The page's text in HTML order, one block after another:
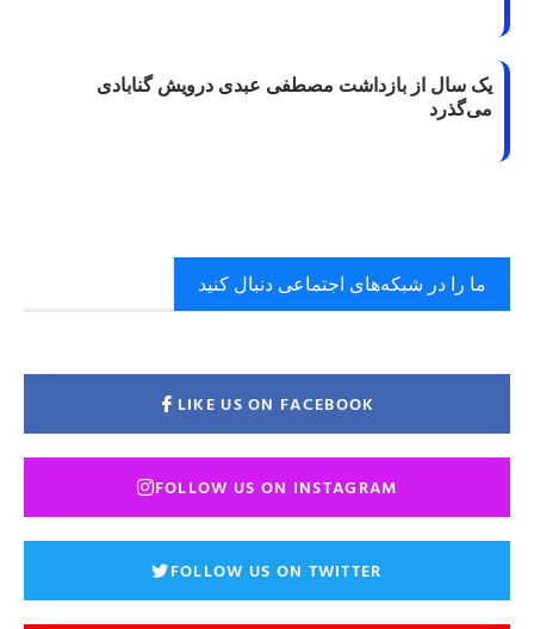
یک سال از بازداشت مصطفی عبدی درویش گنابادی
می‌گذرد
ما را در شبکه‌های اجتماعی دنبال کنید
LIKE US ON FACEBOOK
FOLLOW US ON INSTAGRAM
FOLLOW US ON TWITTER